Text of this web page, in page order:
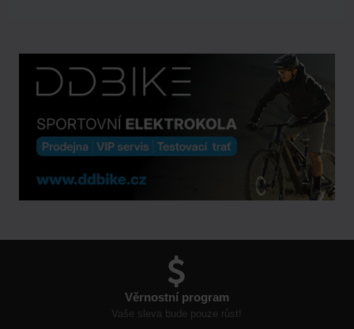
Věrnostní program
Vaše sleva bude pouze růst!